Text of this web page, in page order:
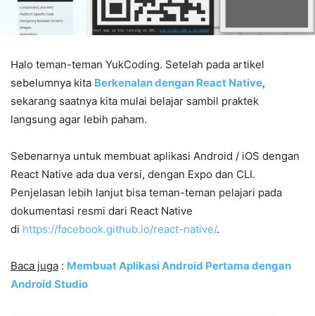
Halo teman-teman YukCoding. Setelah pada artikel
sebelumnya kita Berkenalan dengan React Native,
sekarang saatnya kita mulai belajar sambil praktek
langsung agar lebih paham.
Sebenarnya untuk membuat aplikasi Android / iOS dengan
React Native ada dua versi, dengan Expo dan CLI.
Penjelasan lebih lanjut bisa teman-teman pelajari pada
dokumentasi resmi dari React Native
di https://facebook.github.io/react-native/.
Baca juga : Membuat Aplikasi Android Pertama dengan
Android Studio